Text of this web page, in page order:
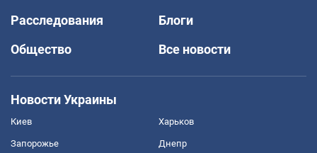
Расследования
Блоги
Общество
Все новости
Новости Украины
Киев Харьков
Запорожье Днепр